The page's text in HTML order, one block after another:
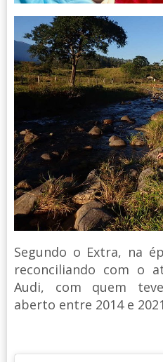
Segundo o Extra, na
reconciliando com o
Audi, com quem
aberto entre 2014 e